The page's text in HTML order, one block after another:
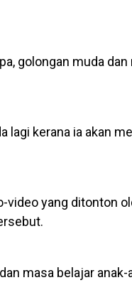
golongan muda
lagi kerana ia akan
yang ditonton
masa belajar